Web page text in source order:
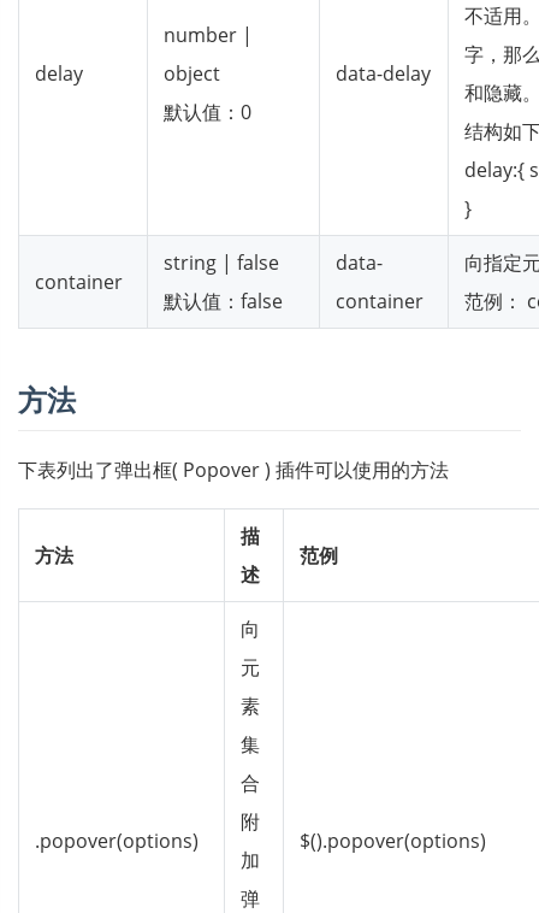
delay
number |
object
默认值：0
data-delay
不适用
字，那
和隐藏
结构如
delay:{
}
container
string | false
默认值：false
data-
container
向指定
范例：
方法
下表列出了弹出框( Popover ) 插件可以使用的方法
方法
描
述
范例
.popover(options)
向
元
素
集
合
附
加
弹
$().popover(options)